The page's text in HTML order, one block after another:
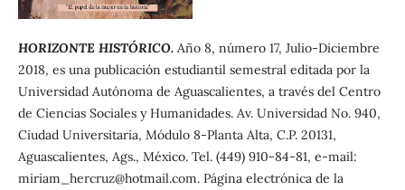
HORIZONTE HISTÓRICO.Año 8, número 17, Julio-Diciembre
2018, es una publicación estudiantil semestral editada por la
Universidad Autónoma de Aguascalientes, a través del Centro
de Ciencias Sociales y Humanidades. Av. Universidad No. 940,
Ciudad Universitaria, Módulo 8-Planta Alta, C.P. 20131,
Aguascalientes, Ags., México. Tel. (449) 910-84-81, e-mail:
miriam_hercruz@hotmail.com. Página electrónica de la